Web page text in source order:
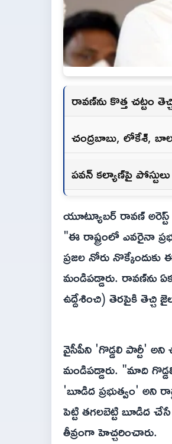
రావణ్‌ను కొత్త చట్టం
చంద్రబాబు, లోకేశ్,
పవన్ కల్యాణ్‌పై పోస్టులు
యూట్యూబర్ రావణ్
"ఈ రాష్ట్రంలో ఎవరైనా
ప్రజల నోరు
మండిపడ్డారు. రావణ్‌ను
ఉద్దేశించి) తెరపైకి తెచ్చి
వైసీపీని 'గొడ్డలి పార్టీ'
మండిపడ్డారు. "మాది
'బూడిద ప్రభుత్వం' అని
పెట్టి తగలబెట్టి బూడిద
తీవ్రంగా హెచ్చరించారు.